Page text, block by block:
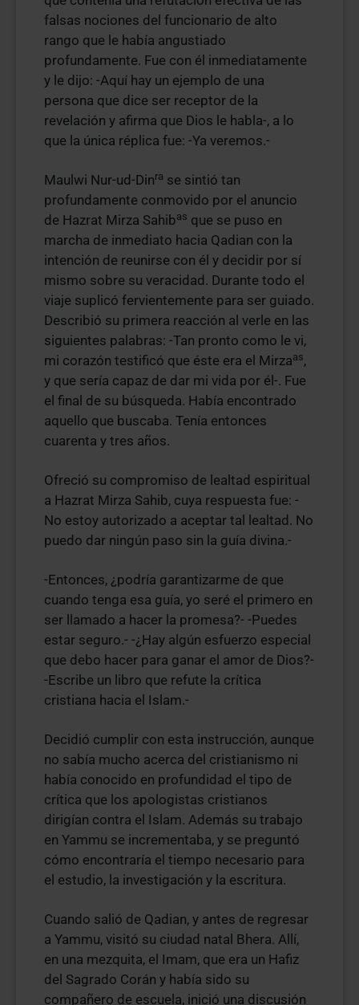
falsas nociones del funcionario de alto
rango que le había angustiado
profundamente. Fue con él inmediatamente
y le dijo: -Aquí hay un ejemplo de una
persona que dice ser receptor de la
revelación y afirma que Dios le habla-, a lo
que la única réplica fue: -Ya veremos.-
Maulwi Nur-ud-Dinra se sintió tan
profundamente conmovido por el anuncio
de Hazrat Mirza Sahibas que se puso en
marcha de inmediato hacia Qadian con la
intención de reunirse con él y decidir por sí
mismo sobre su veracidad. Durante todo el
viaje suplicó fervientemente para ser guiado.
Describió su primera reacción al verle en las
siguientes palabras: -Tan pronto como le vi,
mi corazón testificó que éste era el Mirzaas,
y que sería capaz de dar mi vida por él-. Fue
el final de su búsqueda. Había encontrado
aquello que buscaba. Tenía entonces
cuarenta y tres años.
Ofreció su compromiso de lealtad espiritual
a Hazrat Mirza Sahib, cuya respuesta fue: -
No estoy autorizado a aceptar tal lealtad. No
puedo dar ningún paso sin la guía divina.-
-Entonces, ¿podría garantizarme de que
cuando tenga esa guía, yo seré el primero en
ser llamado a hacer la promesa?- -Puedes
estar seguro.- -¿Hay algún esfuerzo especial
que debo hacer para ganar el amor de Dios?-
-Escribe un libro que refute la crítica
cristiana hacia el Islam.-
Decidió cumplir con esta instrucción, aunque
no sabía mucho acerca del cristianismo ni
había conocido en profundidad el tipo de
crítica que los apologistas cristianos
dirigían contra el Islam. Además su trabajo
en Yammu se incrementaba, y se preguntó
cómo encontraría el tiempo necesario para
el estudio, la investigación y la escritura.
Cuando salió de Qadian, y antes de regresar
a Yammu, visitó su ciudad natal Bhera. Allí,
en una mezquita, el Imam, que era un Hafiz
del Sagrado Corán y había sido su
compañero de escuela, inició una discusión